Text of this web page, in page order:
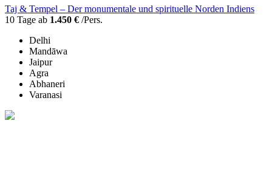
Taj & Tempel – Der monumentale und spirituelle Norden Indiens
10 Tage ab 1.450 € /Pers.
Delhi
Mandāwa
Jaipur
Agra
Abhaneri
Varanasi